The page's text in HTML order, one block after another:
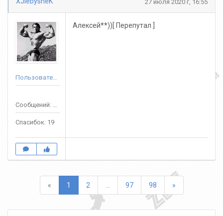
27 июля 2020 г, 16:55
Пользователь
Сообщений: 70
Спасибок: 19
Алексей**))[ Перепутал ]
«Назад1 2 97 98 »Вперед